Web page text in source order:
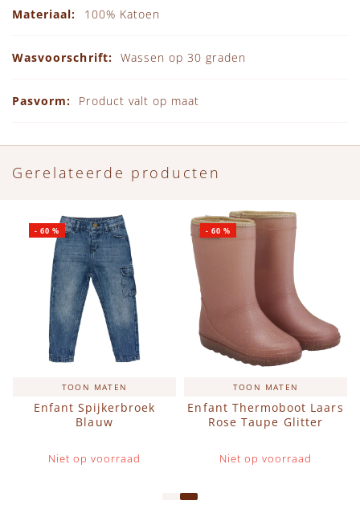
100% Katoen
Wassen op 30 graden
Product valt op maat
Gerelateerde producten
TOON MATEN
Enfant Spijkerbroek
Blauw
Niet op voorraad
-60 %
TOON MATEN
Enfant Thermoboot Laars
Rose Taupe Glitter
Niet op voorraad
-60 %